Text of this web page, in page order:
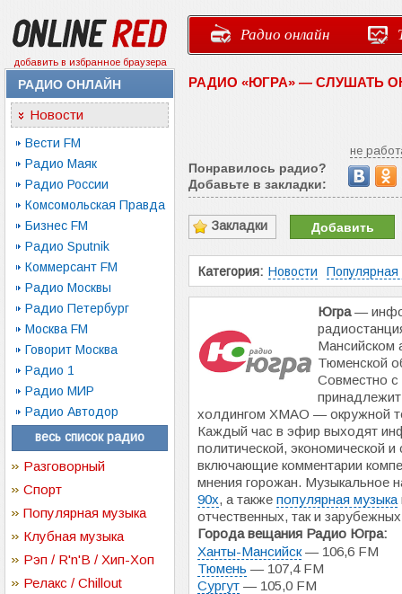
добавить в избранное браузера
Радио онлайн
РАДИО ОНЛАЙН
Новости
Вести FM
Радио Маяк
Радио России
Комсомольская Правда
Бизнес FM
Радио Sputnik
Коммерсант FM
Радио Москвы
Радио Петербург
Москва FM
Говорит Москва
Радио 1
Радио МИР
Радио Автодор
весь список радио
Разговорный
Спорт
Популярная музыка
Клубная музыка
Рэп / R'n'B / Хип-Хоп
Релакс / Chillout
РАДИО «ЮГРА» — СЛУШАТЬ
не
Понравилось радио?
Добавьте в закладки:
Закладки Добавить
Категория: Новости Популярная
Югра—
Мансийском
Тюменской
Совместно с
холдингом ХМАО — окружной
Каждый час в эфир выходят
политической, экономической
включающие комментарии
мнения горожан. Музыкальное
90х, а также популярная музыка
отчественных, так и
Города вещания Радио Югра:
Ханты-Мансийск— 106,6 FM
Тюмень — 107,4 FM
Сургут — 105,0 FM